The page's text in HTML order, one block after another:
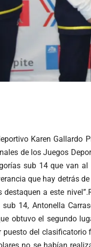
Karen
de los Juegos
sub 14 que van
que hay detrás
a este
14, Antonella
obtuvo el segundo
puesto del